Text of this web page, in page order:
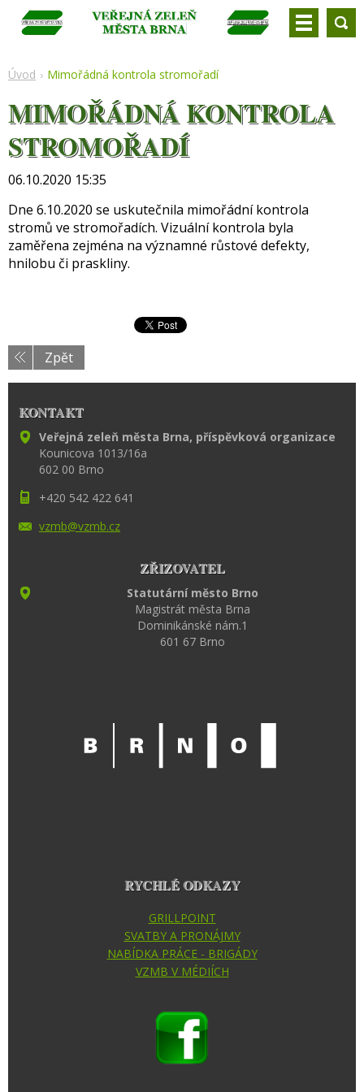
Úvod Mimořádná kontrola stromořadí
MIMOŘÁDNÁ KONTROLA
STROMOŘADÍ
06.10.2020 15:35
Dne 6.10.2020 se uskutečnila mimořádní kontrola
stromů ve stromořadích. Vizuální kontrola byla
zaměřena zejména na významné růstové defekty,
hnilobu či praskliny.
Zpět
KONTAKT
Veřejná zeleň města Brna, příspěvková organizace
Kounicova 1013/16a
602 00 Brno
+420 542 422 641
vzmb@vzmb.cz
ZŘIZOVATEL
Statutární město Brno
Magistrát města Brna
Dominikánské nám.1
601 67 Brno
RYCHLÉ ODKAZY
GRILLPOINT
SVATBY A PRONÁJMY
NABÍDKA PRÁCE - BRIGÁDY
VZMB V MÉDIÍCH